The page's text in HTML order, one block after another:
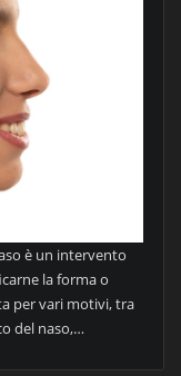
è un intervento
la forma o
per vari motivi, tra
del naso,…